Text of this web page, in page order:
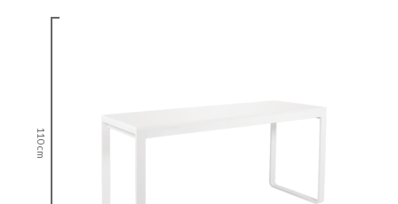
110 cm